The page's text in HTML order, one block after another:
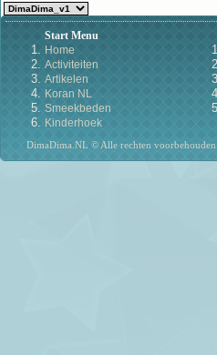
Start Menu
Home
Activiteiten
Artikelen
Koran NL
Smeekbeden
Kinderhoek
DimaDima.NL © Alle rechten voorbehouden